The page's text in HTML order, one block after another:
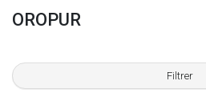
OROPUR
Filtrer